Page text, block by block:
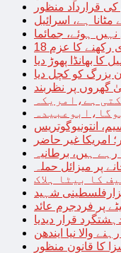
قرارداد منظور
ہے، اسرائیل
رکھنے کا عزم
بھانڈا پھوڑ دیا
بزرگ کو کچل دیا
گھروں پر نظربند
ہے،امریکہ
انتونیوگوتریس
ہیں، برطانیہ
پر میزائل حملہ
کا بیٹا ہلاک
پر فردجرم عائد
قرار دیدیا
والا نیا ایندھن
کا قانون منظور